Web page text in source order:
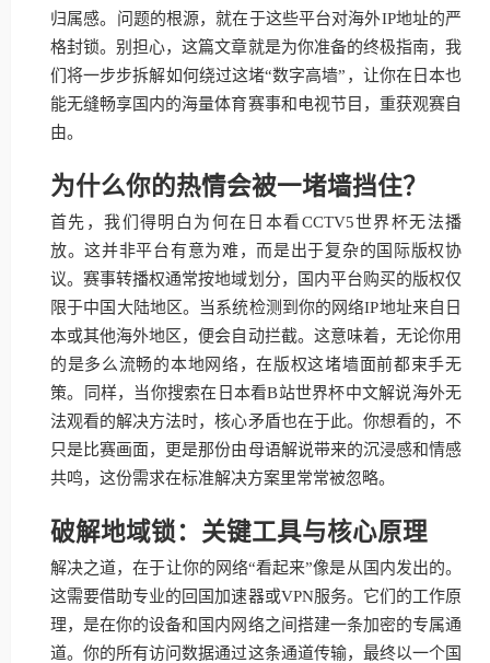
归属感。问题的根源，就在于这些平台对海外IP地址的严
格封锁。别担心，这篇文章就是为你准备的终极指南，我
们将一步步拆解如何绕过这堵“数字高墙”，让你在日本也
能无缝畅享国内的海量体育赛事和电视节目，重获观赛自
由。
为什么你的热情会被一堵墙挡住？
首先，我们得明白为何在日本看CCTV5世界杯无法播
放。这并非平台有意为难，而是出于复杂的国际版权协
议。赛事转播权通常按地域划分，国内平台购买的版权仅
限于中国大陆地区。当系统检测到你的网络IP地址来自日
本或其他海外地区，便会自动拦截。这意味着，无论你用
的是多么流畅的本地网络，在版权这堵墙面前都束手无
策。同样，当你搜索在日本看B站世界杯中文解说海外无
法观看的解决方法时，核心矛盾也在于此。你想看的，不
只是比赛画面，更是那份由母语解说带来的沉浸感和情感
共鸣，这份需求在标准解决方案里常常被忽略。
破解地域锁：关键工具与核心原理
解决之道，在于让你的网络“看起来”像是从国内发出的。
这需要借助专业的回国加速器或VPN服务。它们的工作原
理，是在你的设备和国内网络之间搭建一条加密的专属通
道。你的所有访问数据通过这条通道传输，最终以一个国